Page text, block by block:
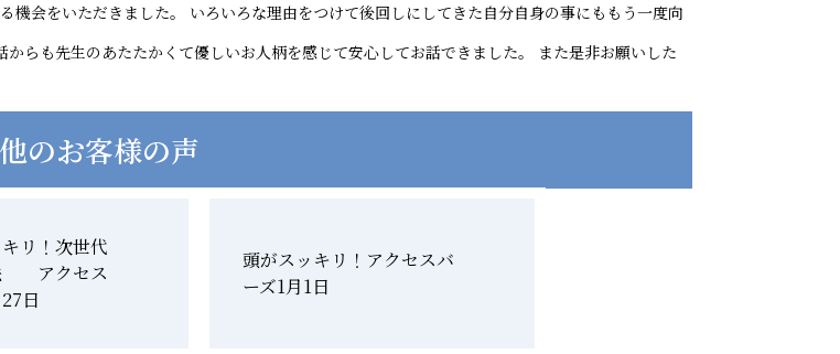
機会をいただきました。 いろいろな理由をつけて後回しにしてきた自分自身の事にももう一度向
らも先生のあたたかくて優しいお人柄を感じて安心してお話できました。 また是非お願いした
他のお客様の声
リ！次世代
アクセス
日
頭がスッキリ！アクセスバ
ーズ1月1日